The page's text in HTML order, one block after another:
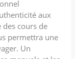
aux
des cours de
permettra une
Un